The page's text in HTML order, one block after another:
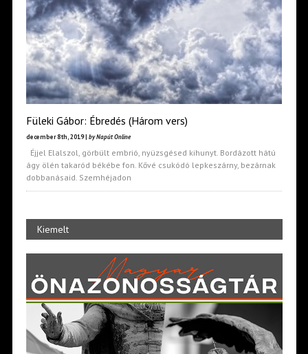
Füleki Gábor: Ébredés (Három vers)
december 8th, 2019 | by Napút Online
Éjjel Elalszol, görbült embrió, nyüzsgésed kihunyt. Bordázott hátú
ágy ölén takaród békébe fon. Kővé csukódó lepkeszárny, bezárnak
dobbanásaid. Szemhéjadon
Kiemelt